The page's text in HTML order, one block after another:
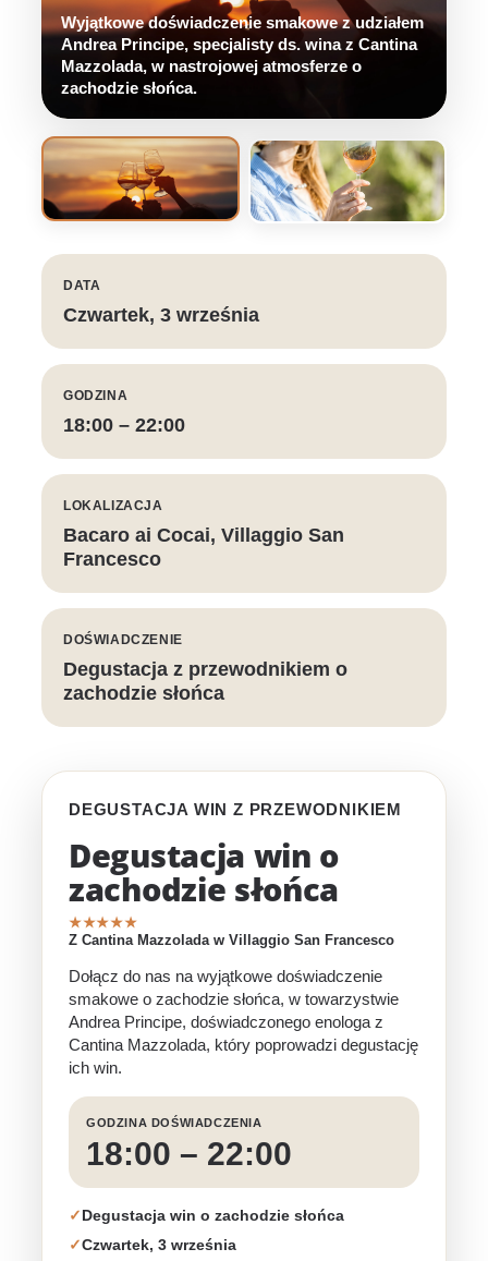
Wyjątkowe doświadczenie smakowe z udziałem
Andrea Principe, specjalisty ds. wina z Cantina
Mazzolada, w nastrojowej atmosferze o
zachodzie słońca.
DATA
Czwartek, 3 września
GODZINA
18:00 – 22:00
LOKALIZACJA
Bacaro ai Cocai, Villaggio San
Francesco
DOŚWIADCZENIE
Degustacja z przewodnikiem o
zachodzie słońca
DEGUSTACJA WIN Z PRZEWODNIKIEM
Degustacja win o
zachodzie słońca
★★★★★
Z Cantina Mazzolada w Villaggio San Francesco
Dołącz do nas na wyjątkowe doświadczenie
smakowe o zachodzie słońca, w towarzystwie
Andrea Principe, doświadczonego enologa z
Cantina Mazzolada, który poprowadzi degustację
ich win.
GODZINA DOŚWIADCZENIA
18:00 – 22:00
✓Degustacja win o zachodzie słońca
✓Czwartek, 3 września